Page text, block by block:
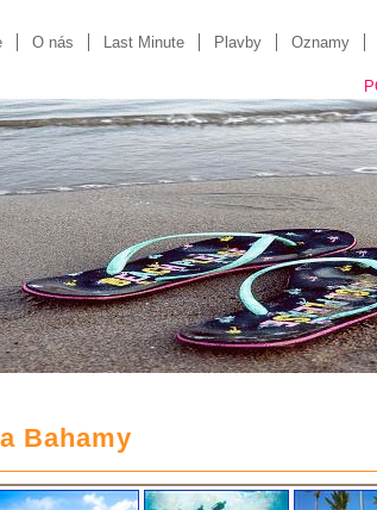
O nás Last Minute Plavby Oznamy
POZOR
Bahamy